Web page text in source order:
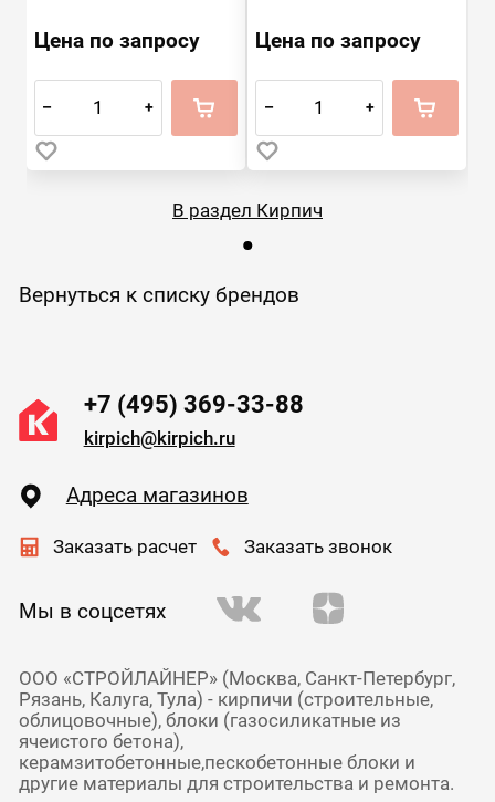
Цена по запросу
– +
Цена по запросу
– +
В раздел Кирпич
Вернуться к списку брендов
+7 (495) 369-33-88
kirpich@kirpich.ru
Адреса магазинов
Заказать расчет Заказать звонок
Мы в соцсетях
ООО «СТРОЙЛАЙНЕР» (Москва, Санкт-Петербург,
Рязань, Калуга, Тула) - кирпичи (строительные,
облицовочные), блоки (газосиликатные из
ячеистого бетона),
керамзитобетонные,пескобетонные блоки и
другие материалы для строительства и ремонта.